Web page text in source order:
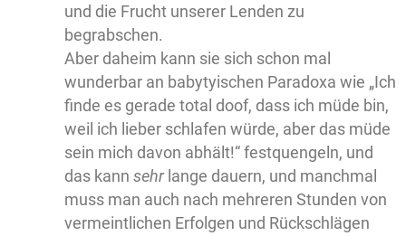
und die Frucht unserer Lenden zu
begrabschen.
Aber daheim kann sie sich schon mal
wunderbar an babytyischen Paradoxa wie „Ich
finde es gerade total doof, dass ich müde bin,
weil ich lieber schlafen würde, aber das müde
sein mich davon abhält!“ festquengeln, und
das kann sehrlange dauern, und manchmal
muss man auch nach mehreren Stunden von
vermeintlichen Erfolgen und Rückschlägen